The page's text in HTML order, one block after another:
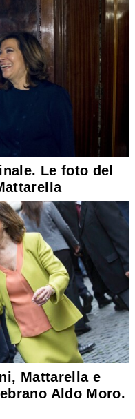
Le foto del
Mattarella e
Aldo Moro.